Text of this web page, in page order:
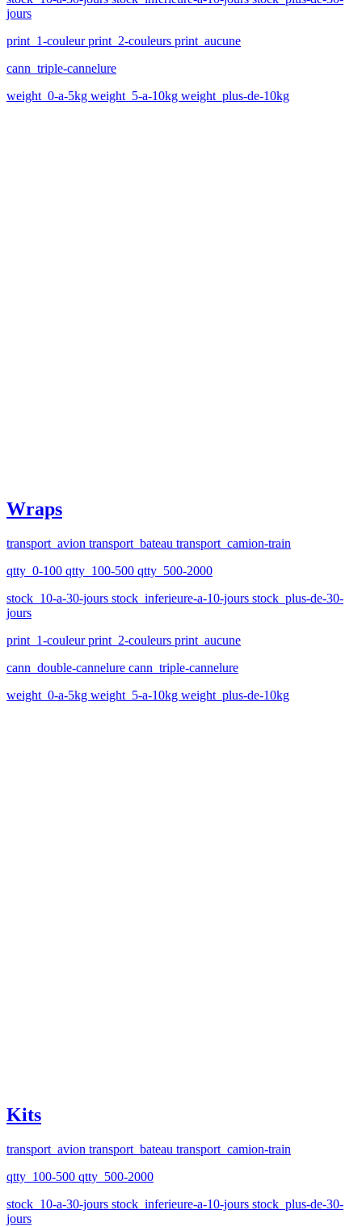
jours
print_1-couleur print_2-couleurs print_aucune
cann_triple-cannelure
weight_0-a-5kg weight_5-a-10kg weight_plus-de-10kg
Wraps
transport_avion transport_bateau transport_camion-train
qtty_0-100 qtty_100-500 qtty_500-2000
stock_10-a-30-jours stock_inferieure-a-10-jours stock_plus-de-30-
jours
print_1-couleur print_2-couleurs print_aucune
cann_double-cannelure cann_triple-cannelure
weight_0-a-5kg weight_5-a-10kg weight_plus-de-10kg
Kits
transport_avion transport_bateau transport_camion-train
qtty_100-500 qtty_500-2000
stock_10-a-30-jours stock_inferieure-a-10-jours stock_plus-de-30-
jours